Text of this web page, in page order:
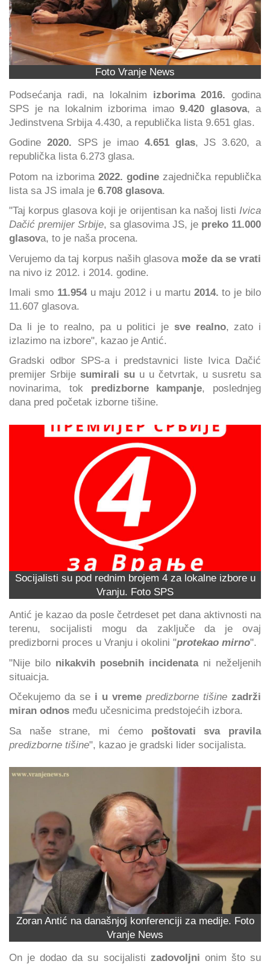
Foto Vranje News
Podsećanja radi, na lokalnim izborima 2016. godina
SPS je na lokalnim izborima imao 9.420 glasova, a
Jedinstvena Srbija 4.430, a republička lista 9.651 glas.
Godine 2020. SPS je imao 4.651 glas, JS 3.620, a
republička lista 6.273 glasa.
Potom na izborima 2022. godine zajednička republička
lista sa JS imala je 6.708 glasova.
"Taj korpus glasova koji je orijentisan ka našoj listi Ivica
Dačić premijer Srbije, sa glasovima JS, je preko 11.000
glasova, to je naša procena.
Verujemo da taj korpus naših glasova može da se vrati
na nivo iz 2012. i 2014. godine.
Imali smo 11.954 u maju 2012 i u martu 2014. to je bilo
11.607 glasova.
Da li je to realno, pa u politici je sve realno, zato i
izlazimo na izbore", kazao je Antić.
Gradski odbor SPS-a i predstavnici liste Ivica Dačić
premijer Srbije sumirali su u u četvrtak, u susretu sa
novinarima, tok predizborne kampanje, poslednjeg
dana pred početak izborne tišine.
Socijalisti su pod rednim brojem 4 za lokalne izbore u
Vranju. Foto SPS
Antić je kazao da posle četrdeset pet dana aktivnosti na
terenu, socijalisti mogu da zaključe da je ovaj
predizborni proces u Vranju i okolini "protekao mirno".
"Nije bilo nikakvih posebnih incidenatani neželjenih
situaicja.
Očekujemo da se i u vreme predizborne tišine zadrži
miran odnos među učesnicima predstojećih izbora.
Sa naše strane, mi ćemo poštovati sva pravila
predizborne tišine", kazao je gradski lider socijalista.
Zoran Antić na današnjoj konferenciji za medije. Foto
Vranje News
On je dodao da su socijalisti zadovoljni onim što su